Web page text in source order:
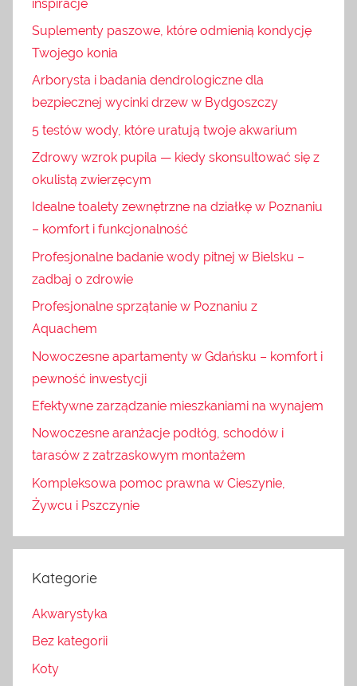
inspiracje
Suplementy paszowe, które odmienią kondycję
Twojego konia
Arborysta i badania dendrologiczne dla
bezpiecznej wycinki drzew w Bydgoszczy
5 testów wody, które uratują twoje akwarium
Zdrowy wzrok pupila — kiedy skonsultować się z
okulistą zwierzęcym
Idealne toalety zewnętrzne na działkę w Poznaniu
– komfort i funkcjonalność
Profesjonalne badanie wody pitnej w Bielsku –
zadbaj o zdrowie
Profesjonalne sprzątanie w Poznaniu z
Aquachem
Nowoczesne apartamenty w Gdańsku – komfort i
pewność inwestycji
Efektywne zarządzanie mieszkaniami na wynajem
Nowoczesne aranżacje podłóg, schodów i
tarasów z zatrzaskowym montażem
Kompleksowa pomoc prawna w Cieszynie,
Żywcu i Pszczynie
Kategorie
Akwarystyka
Bez kategorii
Koty